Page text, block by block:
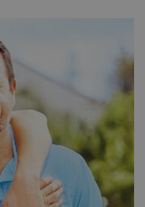
svého života